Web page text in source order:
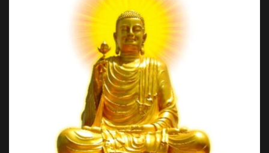
+ Muốn nhân quả tốt. Đưa điện từ dương hay
điện từ quang vào là thay đổi được. Nhưng phải
hiểu sâu về nhân quả đạo Phật, làm đúng công
thức của nó là được. Chớ đừng có đưa tiền cho
mấy người lừa mình, là tiền mất tật mang đó.
+ Ý 4: Nếu Thần, Thánh can thiệp vào nhân quả
của con người, thì có hậu quả như thế nào?
+ Làm gì có chuyện Thần, Thánh can thiệp vào
nhân quả của con người, mà hỏi hậu quả như thế